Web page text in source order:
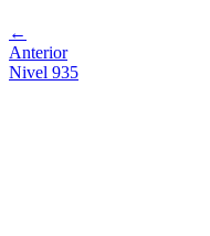
←
Anterior
Nivel 935